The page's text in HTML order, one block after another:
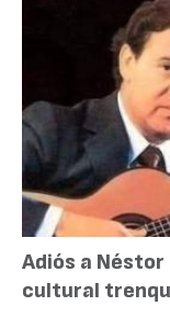
Adiós a Néstor
cultural